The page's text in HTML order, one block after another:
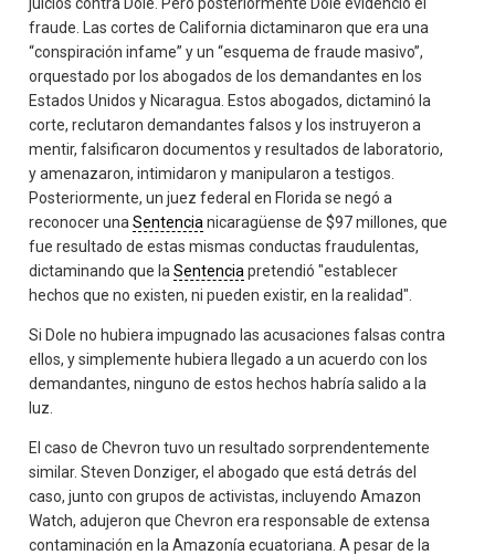
fraude. Las cortes de California dictaminaron que era una
“conspiración infame” y un “esquema de fraude masivo”,
orquestado por los abogados de los demandantes en los
Estados Unidos y Nicaragua. Estos abogados, dictaminó la
corte, reclutaron demandantes falsos y los instruyeron a
mentir, falsificaron documentos y resultados de laboratorio,
y amenazaron, intimidaron y manipularon a testigos.
Posteriormente, un juez federal en Florida se negó a
reconocer unaSentencia nicaragüense de $97 millones, que
fue resultado de estas mismas conductas fraudulentas,
dictaminando que laSentencia pretendió "establecer
hechos que no existen, ni pueden existir, en la realidad".
Si Dole no hubiera impugnado las acusaciones falsas contra
ellos, y simplemente hubiera llegado a un acuerdo con los
demandantes, ninguno de estos hechos habría salido a la
luz.
El caso de Chevron tuvo un resultado sorprendentemente
similar. Steven Donziger, el abogado que está detrás del
caso, junto con grupos de activistas, incluyendo Amazon
Watch, adujeron que Chevron era responsable de extensa
contaminación en la Amazonía ecuatoriana. A pesar de la